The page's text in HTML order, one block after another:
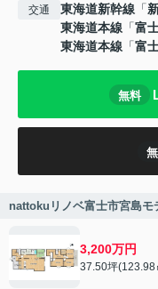
交通 東海道新幹線 「
東海道本線 「富
東海道本線 「富
無料
nattokuリノベ富士市宮島モ
3,200万円
37.50坪(123.98